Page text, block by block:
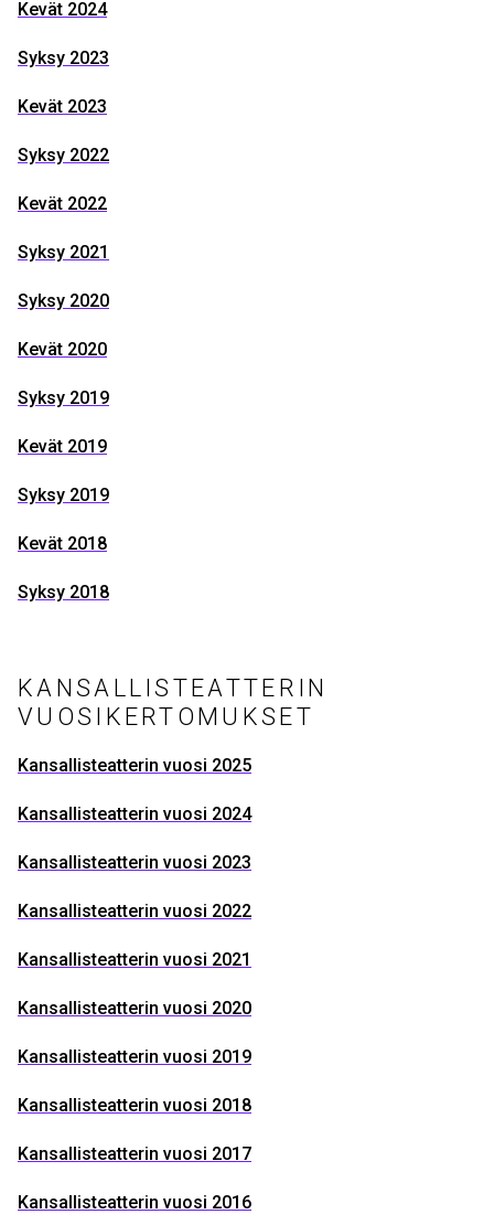
Kevät 2024
Syksy 2023
Kevät 2023
Syksy 2022
Kevät 2022
Syksy 2021
Syksy 2020
Kevät 2020
Syksy 2019
Kevät 2019
Syksy 2019
Kevät 2018
Syksy 2018
KANSALLISTEATTERIN
VUOSIKERTOMUKSET
Kansallisteatterin vuosi 2025
Kansallisteatterin vuosi 2024
Kansallisteatterin vuosi 2023
Kansallisteatterin vuosi 2022
Kansallisteatterin vuosi 2021
Kansallisteatterin vuosi 2020
Kansallisteatterin vuosi 2019
Kansallisteatterin vuosi 2018
Kansallisteatterin vuosi 2017
Kansallisteatterin vuosi 2016